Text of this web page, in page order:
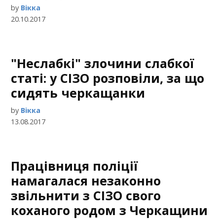
by Вікка
20.10.2017
"Неслабкі" злочини слабкої
статі: у СІЗО розповіли, за що
сидять черкащанки
by Вікка
13.08.2017
Працівниця поліції
намагалася незаконно
звільнити з СІЗО свого
коханого родом з Черкащини